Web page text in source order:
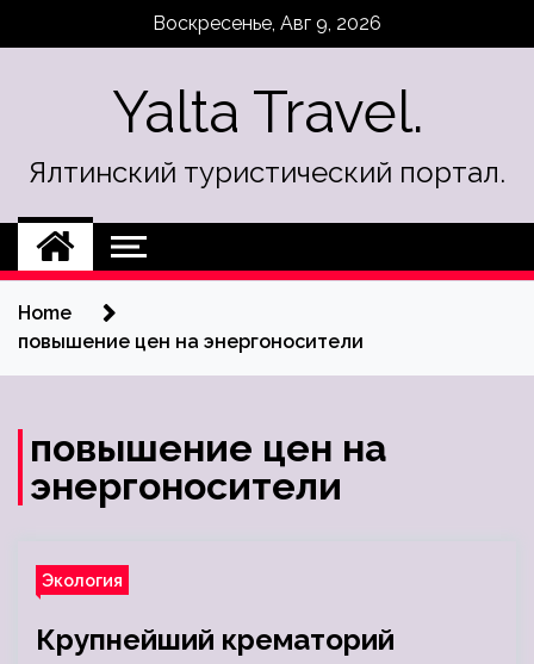
Воскресенье, Авг 9, 2026
Yalta Travel.
Ялтинский туристический портал.
Home
повышение цен на энергоносители
повышение цен на
энергоносители
Экология
Крупнейший крематорий